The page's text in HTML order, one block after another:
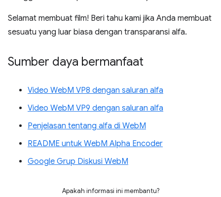
Selamat membuat film! Beri tahu kami jika Anda membuat
sesuatu yang luar biasa dengan transparansi alfa.
Sumber daya bermanfaat
Video WebM VP8 dengan saluran alfa
Video WebM VP9 dengan saluran alfa
Penjelasan tentang alfa di WebM
README untuk WebM Alpha Encoder
Google Grup Diskusi WebM
Apakah informasi ini membantu?